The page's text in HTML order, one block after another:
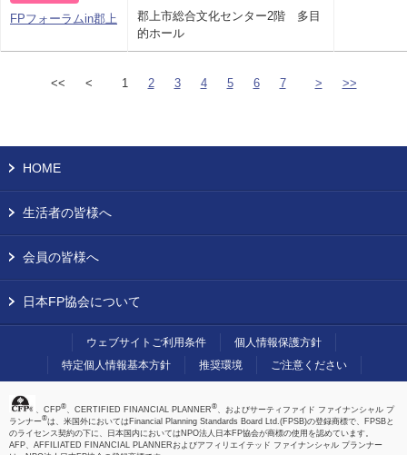
FPフォーラムin郡上
郡上市総合文化センター2階 多目
的ホール
<< < 1 2 3 4 5 6 7 > >>
HOME
生活者の皆様へ
会員の皆様へ
日本FP協会について
ウェブサイトご利用条件
個人情報保護方針
特定個人情報基本方針
推奨環境 ご注意ください
、CFP®、CERTIFIED FINANCIAL PLANNER®、およびサーティファイド ファイナンシャル プ
ランナー®は、米国外においてはFinancial Planning Standards Board Ltd.(FPSB)の登録商標で、FPSBと
のライセンス契約の下に、日本国内においてはNPO法人日本FP協会が商標の使用を認めています。
AFP、AFFILIATED FINANCIAL PLANNERおよびアフィリエイテッド ファイナンシャル プランナー